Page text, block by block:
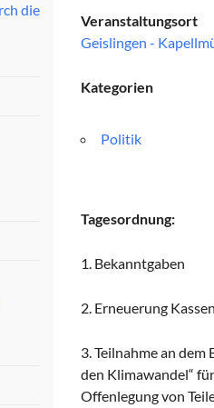
Veranstaltungsort
Geislingen -
Kategorien
Politik
Tagesordnung:
1. Bekanntgaben
2. Erneuerung
3. Teilnahme an
den Klimawandel“
Offenlegung von
die